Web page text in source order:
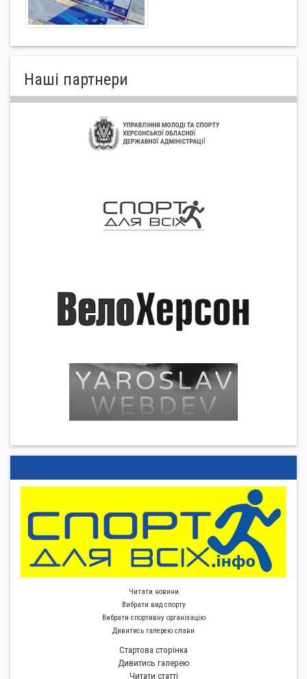
Нашi партнери
Читати новини
Вибрати вид спорту
Вибрати спортивну органiзацiю
Дивитись галерею слави
Стартова сторiнка
Дивитись галерею
Читати статті